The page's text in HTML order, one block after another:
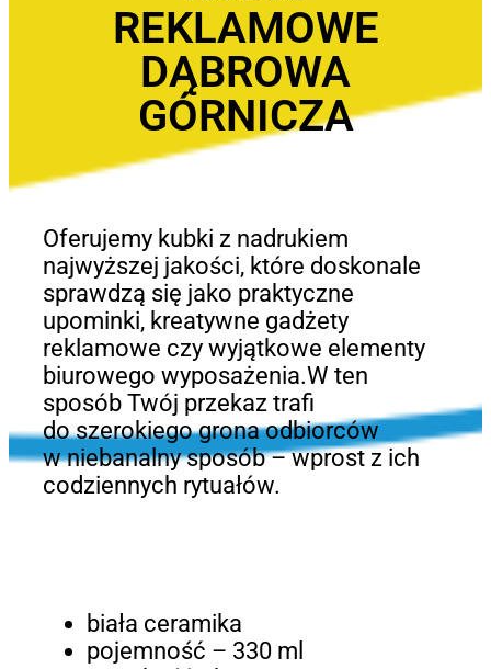
REKLAMOWE
DĄBROWA
GÓRNICZA
Oferujemy kubki z nadrukiem
najwyższej jakości, które doskonale
sprawdzą się jako praktyczne
upominki, kreatywne gadżety
reklamowe czy wyjątkowe elementy
biurowego wyposażenia.W ten
sposób Twój przekaz trafi
do szerokiego grona odbiorców
w niebanalny sposób – wprost z ich
codziennych rytuałów.
biała ceramika
pojemność – 330 ml